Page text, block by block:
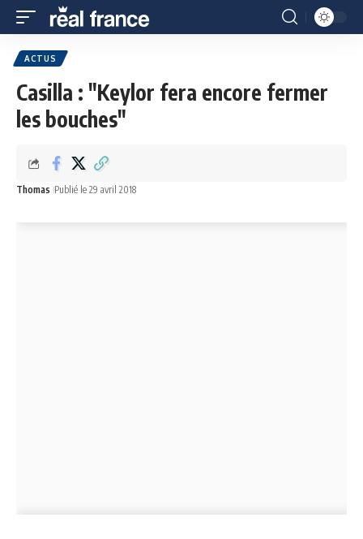
ACTUS
Casilla : "Keylor fera encore fermer
les bouches"
Thomas Publié le 29 avril 2018